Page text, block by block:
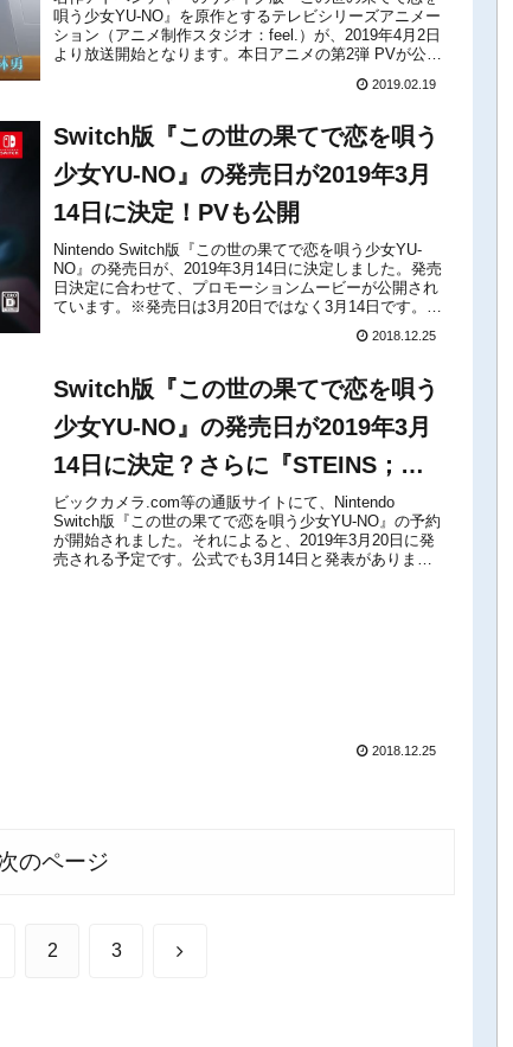
唄う少女YU-NO』を原作とするテレビシリーズアニメー
ション（アニメ制作スタジオ：feel.）が、2019年4月2日
より放送開始となります。本日アニメの第2弾 PVが公開
2019.02.19
Switch版『この世の果てで恋を唄う
少女YU-NO』の発売日が2019年3月
14日に決定！PVも公開
Nintendo Switch版『この世の果てで恋を唄う少女YU-
NO』の発売日が、2019年3月14日に決定しました。発売
日決定に合わせて、プロモーションムービーが公開され
ています。※発売日は3月20日ではなく3月14日です。下
記から動画をチェックしてみてください。2019年4...
2018.12.25
Switch版『この世の果てで恋を唄う
少女YU-NO』の発売日が2019年3月
14日に決定？さらに『STEINS；
GATE ダイバージェンシズ アソー
ト』の発売も決定！
ビックカメラ.com等の通販サイトにて、Nintendo
Switch版『この世の果てで恋を唄う少女YU-NO』の予約
が開始されました。それによると、2019年3月20日に発
売される予定です。公式でも3月14日と発表がありまし
2018.12.25
のページ
2 3 次